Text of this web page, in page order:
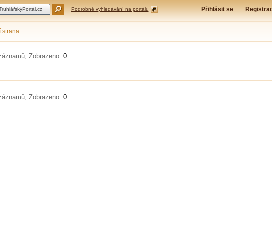
Podrobné vyhledávání na portálu Přihlásit se
strana
Zobrazeno: 0
Zobrazeno: 0